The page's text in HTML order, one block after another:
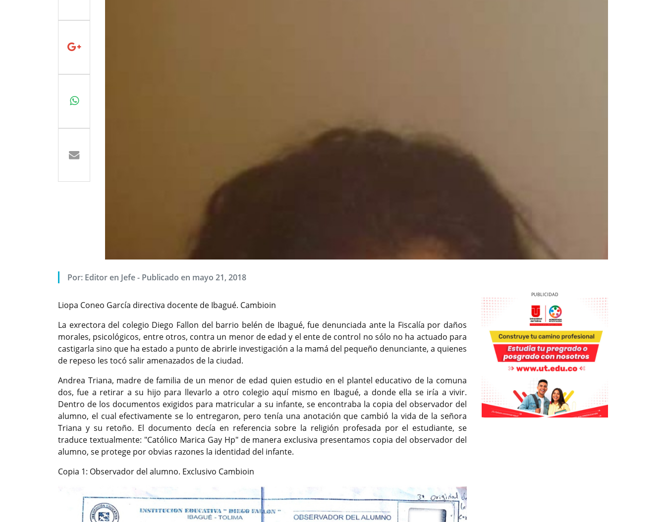
Por: Editor en Jefe - Publicado en mayo 21, 2018
Liopa Coneo García directiva docente de Ibagué. Cambioin
La exrectora del colegio Diego Fallon del barrio belén de Ibagué, fue denunciada ante la Fiscalía por daños
morales, psicológicos, entre otros, contra un menor de edad y el ente de control no sólo no ha actuado para
castigarla sino que ha estado a punto de abrirle investigación a la mamá del pequeño denunciante, a quienes
de repeso les tocó salir amenazados de la ciudad.
Andrea Triana, madre de familia de un menor de edad quien estudio en el plantel educativo de la comuna
dos, fue a retirar a su hijo para llevarlo a otro colegio aquí mismo en Ibagué, a donde ella se iría a vivir.
Dentro de los documentos exigidos para matricular a su infante, se encontraba la copia del observador del
alumno, el cual efectivamente se lo entregaron, pero tenía una anotación que cambió la vida de la señora
Triana y su retoño. El documento decía en referencia sobre la religión profesada por el estudiante, se
traduce textualmente: "Católico Marica Gay Hp" de manera exclusiva presentamos copia del observador del
alumno, se protege por obvias razones la identidad del infante.
Copia 1: Observador del alumno. Exclusivo Cambioin
Previous